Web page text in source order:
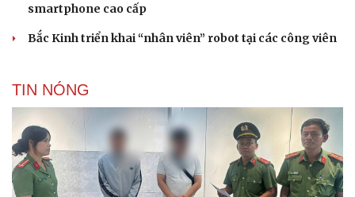
smartphone cao cấp
Bắc Kinh triển khai “nhân viên” robot tại các công viên
TIN NÓNG